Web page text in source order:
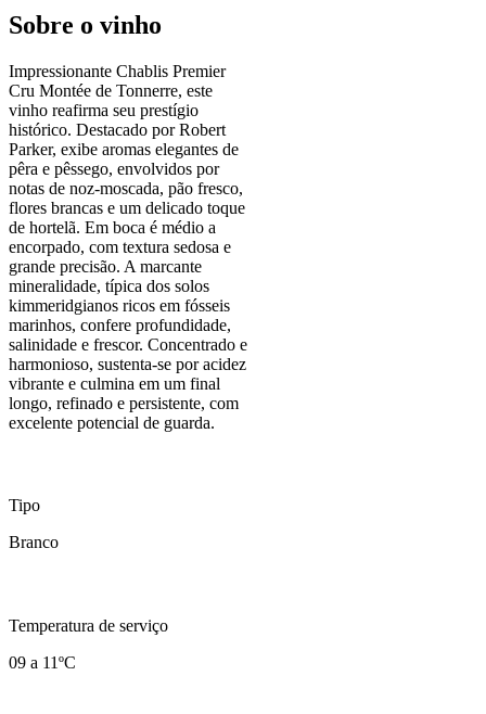
Sobre o vinho
Impressionante Chablis Premier
Cru Montée de Tonnerre, este
vinho reafirma seu prestígio
histórico. Destacado por Robert
Parker, exibe aromas elegantes de
pêra e pêssego, envolvidos por
notas de noz-moscada, pão fresco,
flores brancas e um delicado toque
de hortelã. Em boca é médio a
encorpado, com textura sedosa e
grande precisão. A marcante
mineralidade, típica dos solos
kimmeridgianos ricos em fósseis
marinhos, confere profundidade,
salinidade e frescor. Concentrado e
harmonioso, sustenta-se por acidez
vibrante e culmina em um final
longo, refinado e persistente, com
excelente potencial de guarda.
Tipo
Branco
Temperatura de serviço
09 a 11ºC